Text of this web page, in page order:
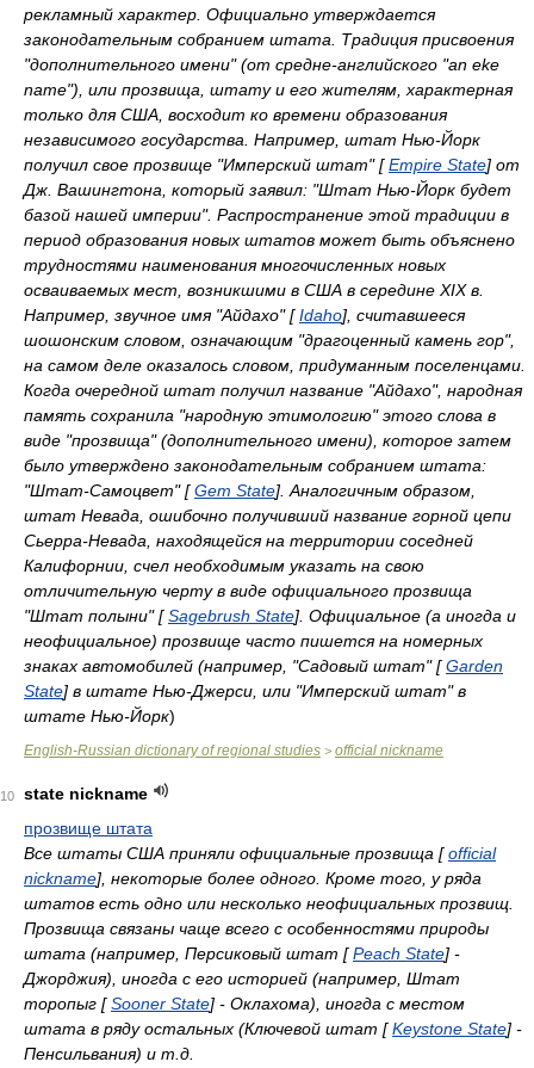
рекламный характер. Официально утверждается
законодательным собранием штата. Традиция присвоения
"дополнительного имени" (от средне-английского "an eke
name"), или прозвища, штату и его жителям, характерная
только для США, восходит ко времени образования
независимого государства. Например, штат Нью-Йорк
получил свое прозвище "Имперский штат" [Empire State] от
Дж. Вашингтона, который заявил: "Штат Нью-Йорк будет
базой нашей империи". Распространение этой традиции в
период образования новых штатов может быть объяснено
трудностями наименования многочисленных новых
осваиваемых мест, возникшими в США в середине XIX в.
Например, звучное имя "Айдахо" [Idaho], считавшееся
шошонским словом, означающим "драгоценный камень гор",
на самом деле оказалось словом, придуманным поселенцами.
Когда очередной штат получил название "Айдахо", народная
память сохранила "народную этимологию" этого слова в
виде "прозвища" (дополнительного имени), которое затем
было утверждено законодательным собранием штата:
"Штат-Самоцвет" [Gem State]. Аналогичным образом,
штат Невада, ошибочно получивший название горной цепи
Сьерра-Невада, находящейся на территории соседней
Калифорнии, счел необходимым указать на свою
отличительную черту в виде официального прозвища
"Штат полыни" [Sagebrush State]. Официальное (а иногда и
неофициальное) прозвище часто пишется на номерных
знаках автомобилей (например, "Садовый штат" [Garden
State] в штате Нью-Джерси, или "Имперский штат" в
штате Нью-Йорк)
English-Russian dictionary of regional studies > official nickname
10
state nickname
прозвище штата
Все штаты США приняли официальные прозвища [official
nickname], некоторые более одного. Кроме того, у ряда
штатов есть одно или несколько неофициальных прозвищ.
Прозвища связаны чаще всего с особенностями природы
штата (например, Персиковый штат [Peach State] -
Джорджия), иногда с его историей (например, Штат
торопыг [Sooner State] - Оклахома), иногда с местом
штата в ряду остальных (Ключевой штат [Keystone State] -
Пенсильвания) и т.д.